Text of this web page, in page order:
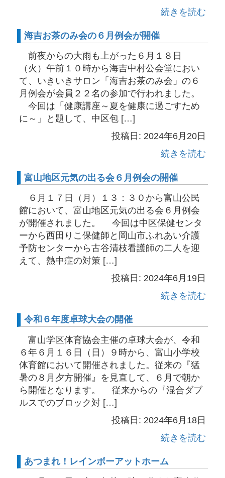
続きを読む
海吉お茶のみ会の６月例会が開催
前夜からの大雨も上がった６月１８日
（火）午前１０時から海吉中村公会堂におい
て、いきいきサロン「海吉お茶のみ会」の６
月例会が会員２２名の参加で行われました。
今回は「健康講座～夏を健康に過ごすため
に～」と題して、中区包 […]
投稿日: 2024年6月20日
続きを読む
富山地区元気の出る会６月例会の開催
６月１７日（月）１３：３０から富山公民
館において、富山地区元気の出る会６月例会
が開催されました。 今回は中区保健センタ
ーから西田りこ保健師と岡山市ふれあい介護
予防センターから古谷清枝看護師の二人を迎
えて、熱中症の対策 […]
投稿日: 2024年6月19日
続きを読む
令和６年度卓球大会の開催
富山学区体育協会主催の卓球大会が、令和
６年６月１６日（日）９時から、富山小学校
体育館において開催されました。従来の『猛
暑の８月夕方開催』を見直して、６月で朝か
ら開催となります。 従来からの『混合ダブ
ルスでのブロック対 […]
投稿日: 2024年6月18日
続きを読む
あつまれ！レインボーアットホーム